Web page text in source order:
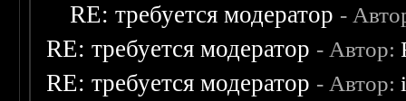
RE: требуется модератор -
RE: требуется модератор - Автор:
RE: требуется модератор - Автор: